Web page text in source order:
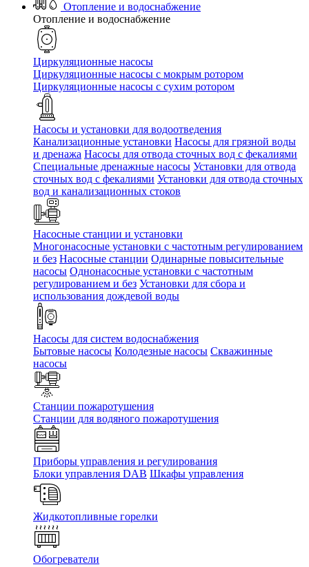
Отопление и водоснабжение
Отопление и водоснабжение
Циркуляционные насосы
Циркуляционные насосы с мокрым ротором
Циркуляционные насосы с сухим ротором
Насосы и установки для водоотведения
Канализационные установки Насосы для грязной воды
и дренажа Насосы для отвода сточных вод c фекалиями
Специальные дренажные насосы Установки для отвода
сточных вод c фекалиями Установки для отвода сточных
вод и канализационных стоков
Насосные станции и установки
Многонасосные установки с частотным регулированием
и без Насосные станции Одинарные повысительные
насосы Однонасосные установки с частотным
регулированием и без Установки для сбора и
использования дождевой воды
Насосы для систем водоснабжения
Бытовые насосы Колодезные насосы Скважинные
насосы
Станции пожаротушения
Станции для водяного пожаротушения
Приборы управления и регулирования
Блоки управления DAB Шкафы управления
Жидкотопливные горелки
Обогреватели